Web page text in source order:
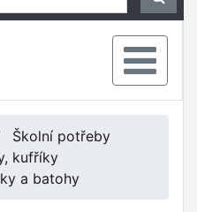
Školní potřeby
kufříky
a batohy